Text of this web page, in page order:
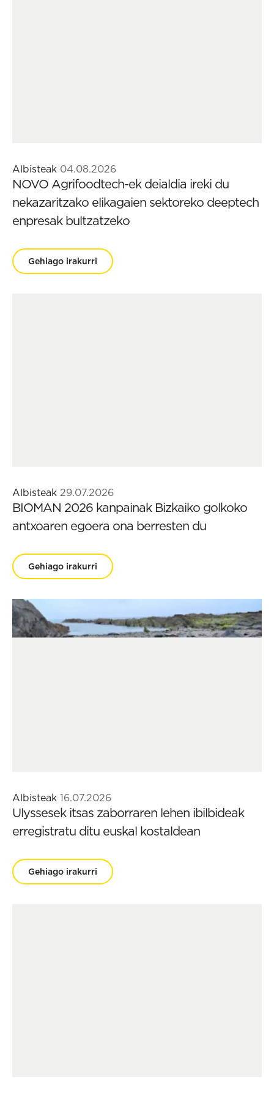
Albisteak 04.08.2026
NOVO Agrifoodtech-ek deialdia ireki du
nekazaritzako elikagaien sektoreko deeptech
enpresak bultzatzeko
Gehiago irakurri
Albisteak 29.07.2026
BIOMAN 2026 kanpainak Bizkaiko golkoko
antxoaren egoera ona berresten du
Gehiago irakurri
Albisteak 16.07.2026
Ulyssesek itsas zaborraren lehen ibilbideak
erregistratu ditu euskal kostaldean
Gehiago irakurri